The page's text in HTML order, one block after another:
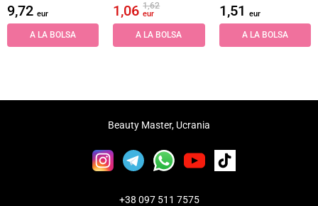
9,72 eur
A LA BOLSA
1,061,62
eur
A LA BOLSA
1,51 eur
A LA BOLSA
Beauty Master, Ucrania
+38 097 511 7575